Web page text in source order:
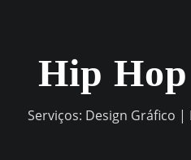
Hip
Serviços: Design Gráfico